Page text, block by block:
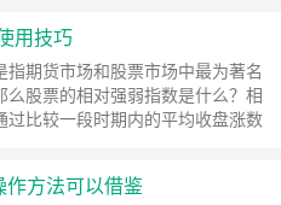
用技巧
指期货市场和股票市场中最为著名
么股票的相对强弱指数是什么？相
过比较一段时期内的平均收盘涨数
作方法可以借鉴